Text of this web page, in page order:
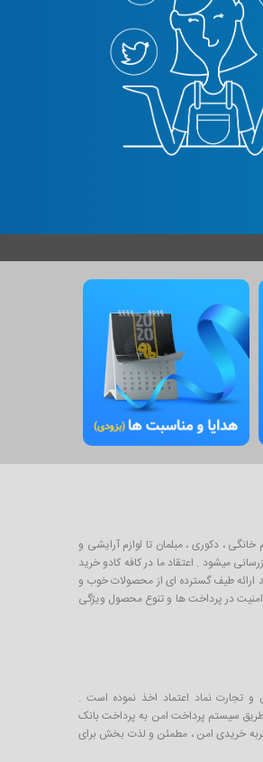
(از لوازم خانگی ، دکوری ، مبلمان تا لوازم آرایشی و
میشود . اعتقاد ما در کافه کادو خرید
، حمایت شده اند ، همواره شاهد ارائه طیف گسترده ای از محصولات خوب و
امنیت در پرداخت ها و تنوع محصول ویژگی
و تجارت نماد اعتماد اخذ نموده است .
سیستم پرداخت امن به پرداخت بانک
خریدی امن ، مطمئن و لذت بخش برای